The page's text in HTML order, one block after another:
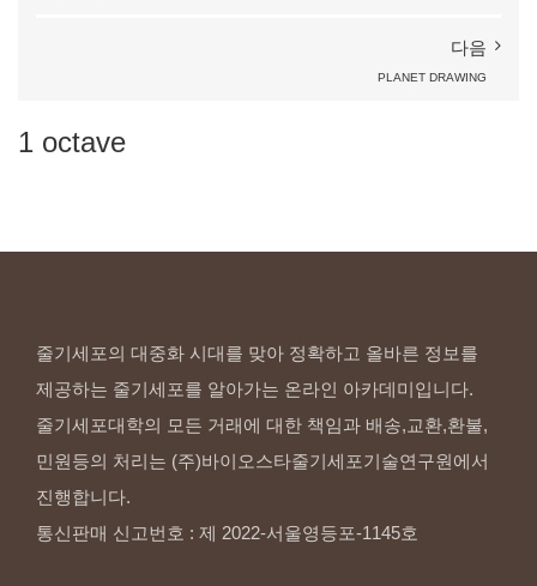
다음
PLANET DRAWING
1 octave
줄기세포의 대중화 시대를 맞아 정확하고 올바른 정보를
제공하는 줄기세포를 알아가는 온라인 아카데미입니다.
줄기세포대학의 모든 거래에 대한 책임과 배송,교환,환불,
민원등의 처리는 (주)바이오스타줄기세포기술연구원에서
진행합니다.
통신판매 신고번호 : 제 2022-서울영등포-1145호